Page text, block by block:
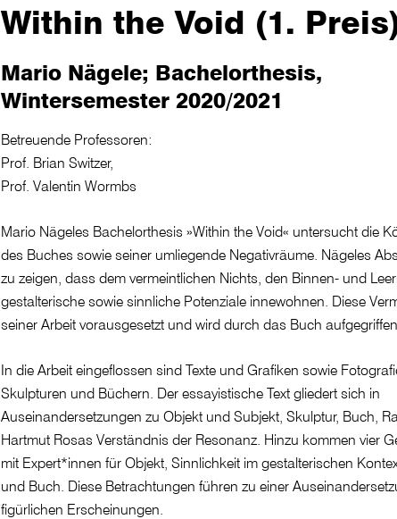
Within the Void (1.
Mario Nägele; Bachelorthesis,
Wintersemester 2020/2021
Betreuende Professoren:
Prof. Brian Switzer,
Prof. Valentin Wormbs
Mario Nägeles Bachelorthesis »Within the Void« untersucht die
des Buches sowie seiner umliegende Negativräume. Nägeles
zu zeigen, dass dem vermeintlichen Nichts, den Binnen- und
gestalterische sowie sinnliche Potenziale innewohnen. Diese
seiner Arbeit vorausgesetzt und wird durch das Buch aufgegriffen.
In die Arbeit eingeflossen sind Texte und Grafiken sowie
Skulpturen und Büchern. Der essayistische Text gliedert sich in
Auseinandersetzungen zu Objekt und Subjekt, Skulptur, Buch,
Hartmut Rosas Verständnis der Resonanz. Hinzu kommen vier
mit Expert*innen für Objekt, Sinnlichkeit im gestalterischen
und Buch. Diese Betrachtungen führen zu einer
figürlichen Erscheinungen.